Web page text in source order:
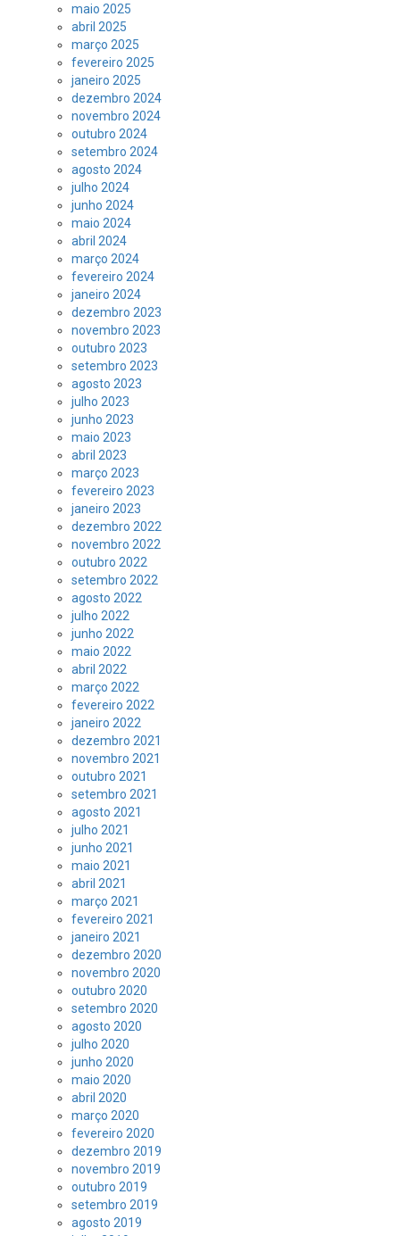
maio 2025
abril 2025
março 2025
fevereiro 2025
janeiro 2025
dezembro 2024
novembro 2024
outubro 2024
setembro 2024
agosto 2024
julho 2024
junho 2024
maio 2024
abril 2024
março 2024
fevereiro 2024
janeiro 2024
dezembro 2023
novembro 2023
outubro 2023
setembro 2023
agosto 2023
julho 2023
junho 2023
maio 2023
abril 2023
março 2023
fevereiro 2023
janeiro 2023
dezembro 2022
novembro 2022
outubro 2022
setembro 2022
agosto 2022
julho 2022
junho 2022
maio 2022
abril 2022
março 2022
fevereiro 2022
janeiro 2022
dezembro 2021
novembro 2021
outubro 2021
setembro 2021
agosto 2021
julho 2021
junho 2021
maio 2021
abril 2021
março 2021
fevereiro 2021
janeiro 2021
dezembro 2020
novembro 2020
outubro 2020
setembro 2020
agosto 2020
julho 2020
junho 2020
maio 2020
abril 2020
março 2020
fevereiro 2020
dezembro 2019
novembro 2019
outubro 2019
setembro 2019
agosto 2019